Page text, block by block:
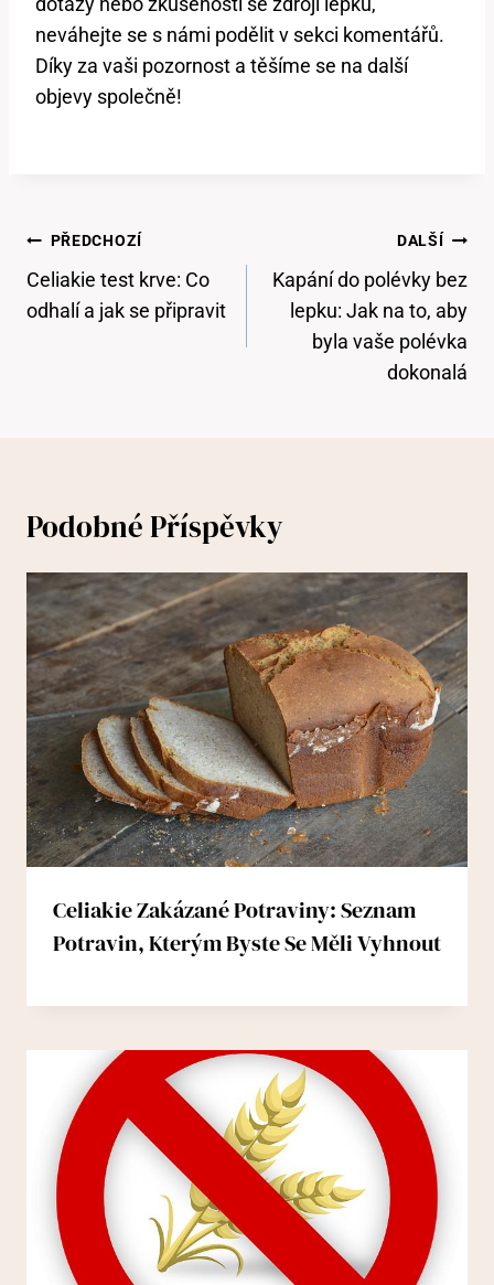
neváhejte se s námi podělit v sekci komentářů.
Díky za vaši pozornost a těšíme se na další
objevy společně!
Navigace
Pro
Příspěvek
PŘEDCHOZÍ
Celiakie test krve: Co
odhalí a jak se připravit
DALŠÍ
Kapání do polévky bez
lepku: Jak na to, aby
byla vaše polévka
dokonalá
Podobné Příspěvky
Celiakie Zakázané Potraviny: Seznam
Potravin, Kterým Byste Se Měli Vyhnout